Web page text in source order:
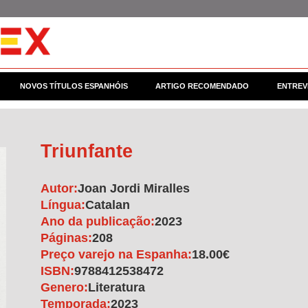
NOVOS TÍTULOS ESPANHÓIS ARTIGO RECOMENDADO
Triunfante
Autor:Joan Jordi Miralles
Língua:Catalan
Ano da publicação:2023
Páginas:208
Preço varejo na Espanha:18.00€
ISBN:9788412538472
Genero:Literatura
Temporada:2023